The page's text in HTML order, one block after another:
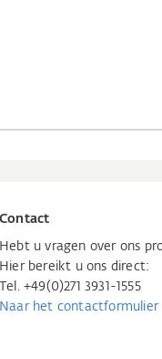
Contact
Hebt u vragen over ons
Hier bereikt u ons direct:
Tel. +49(0)271 3931-1555
Naar het contactformulier